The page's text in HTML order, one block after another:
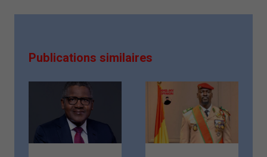
Publications similaires